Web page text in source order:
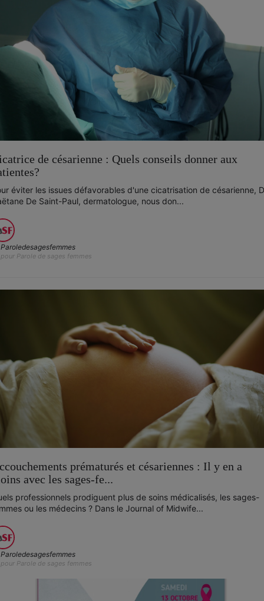
de césarienne : Quels conseils donner aux
éviter les issues défavorables d'une cicatrisation de césarienne,
De Saint-Paul, dermatologue, nous don...
Paroledesagesfemmes
pour Parole de sages femmes
prématurés et césariennes : Il y en a
avec les sages-fe...
professionnels prodiguent plus de soins médicalisés, les sages-
ou les médecins ? Dans le Journal of Midwife...
Paroledesagesfemmes
pour Parole de sages femmes